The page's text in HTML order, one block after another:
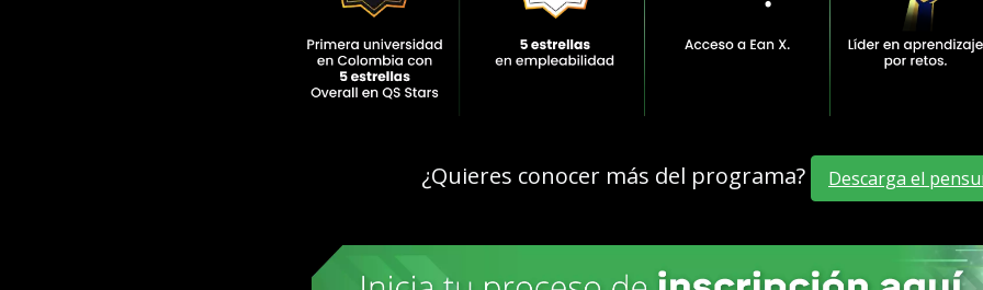
¿Quieres conocer más del programa? Descarga el